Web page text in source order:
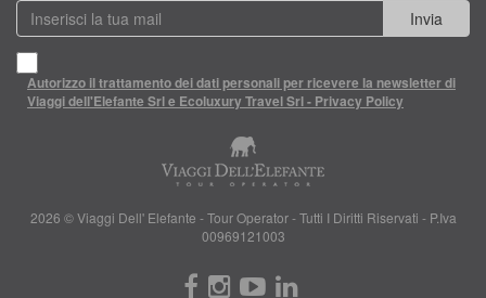
Invia
Autorizzo il trattamento dei dati personali per ricevere la newsletter di
Viaggi dell'Elefante Srl e Ecoluxury Travel Srl - Privacy Policy
2026 © Viaggi Dell' Elefante - Tour Operator - Tutti I Diritti Riservati - P.Iva
00969121003